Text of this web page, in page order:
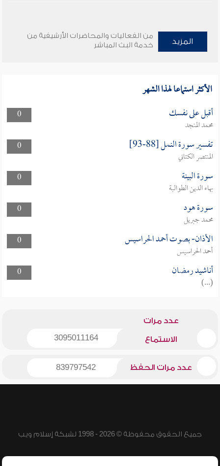
المزيد
من الفعاليات والمحاضرات الأرشيفية من
خدمة البث المباشر
الأكثر استماعا لهذا الشهر
0 أقبل على نفسك
محمد المنجد
0
تفسير سورة النمل [88-93]
المنتصر الكتاني
0
سورة البينة
بهاء الدين الطوالبة
0
سورة هود
محمد جبريل
0
الأذان- بصوت أحمد الحراسيس
أحمد الحراسيس
0
أناشيد رمضان
(...)
عدد مرات
الاستماع 3095011164
عدد مرات الحفظ 839797542
جميع الحقوق محفوظة © 2026 - 1998 لشبكة إسلام ويب